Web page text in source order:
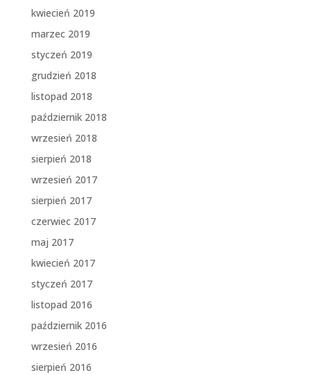
kwiecień 2019
marzec 2019
styczeń 2019
grudzień 2018
listopad 2018
październik 2018
wrzesień 2018
sierpień 2018
wrzesień 2017
sierpień 2017
czerwiec 2017
maj 2017
kwiecień 2017
styczeń 2017
listopad 2016
październik 2016
wrzesień 2016
sierpień 2016